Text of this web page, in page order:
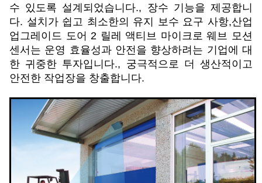
수 있도록 설계되었습니다., 장수 기능을 제공합니
다. 설치가 쉽고 최소한의 유지 보수 요구 사항,산업
업그레이드 도어 2 릴레 액티브 마이크로 웨브 모션
센서는 운영 효율성과 안전을 향상하려는 기업에 대
한 귀중한 투자입니다., 궁극적으로 더 생산적이고
안전한 작업장을 창출합니다.